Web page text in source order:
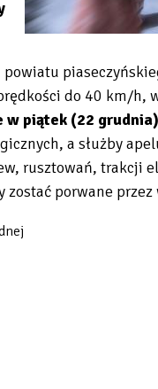
do 40 km/h,
piątek (22
a służby
rusztowań, trakcji
zostać porwane przez